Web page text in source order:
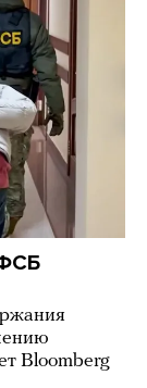
Bloomberg